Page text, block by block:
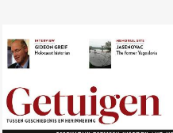
Nr. 123 (10/2016) Translating
Memory